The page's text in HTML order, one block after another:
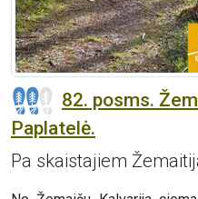
82. posms.
Paplatelė.
Pa skaistajiem